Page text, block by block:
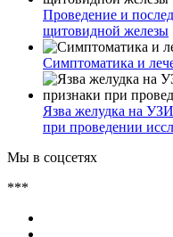
Проведение и
щитовидной железы
Симптоматика и
Язва желудка на
при проведении
Мы в соцсетях
***